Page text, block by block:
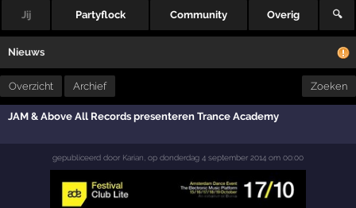
Jij Partyflock Community Overig 🔍
Nieuws
Overzicht Archief Zoeken
JAM & Above All Records presenteren Trance Academy
gepubliceerd door Karian op donderdag 4 september 2014 om 00:00